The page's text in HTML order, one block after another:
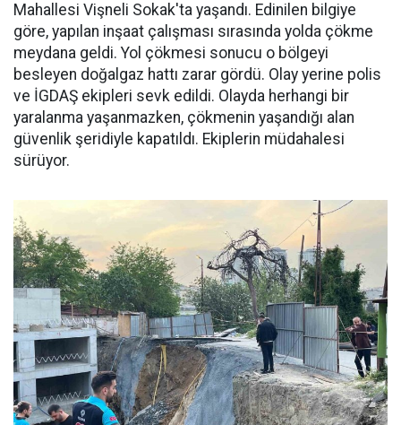
Mahallesi Vişneli Sokak'ta yaşandı. Edinilen bilgiye
göre, yapılan inşaat çalışması sırasında yolda çökme
meydana geldi. Yol çökmesi sonucu o bölgeyi
besleyen doğalgaz hattı zarar gördü. Olay yerine polis
ve İGDAŞ ekipleri sevk edildi. Olayda herhangi bir
yaralanma yaşanmazken, çökmenin yaşandığı alan
güvenlik şeridiyle kapatıldı. Ekiplerin müdahalesi
sürüyor.